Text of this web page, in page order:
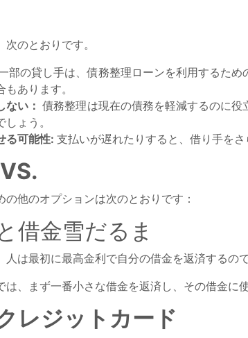
のとおりです。
部の貸し手は、債務整理ローンを利用するた
あります。
ない：債務整理は現在の債務を軽減するのに
ょう。
る可能性: 支払いが遅れたりすると、借り手を
の他のオプションは次のとおりです：
借金雪だるま
人は最初に最高金利で自分の借金を返済するの
は、まず一番小さな借金を返済し、その借金に
レジットカード